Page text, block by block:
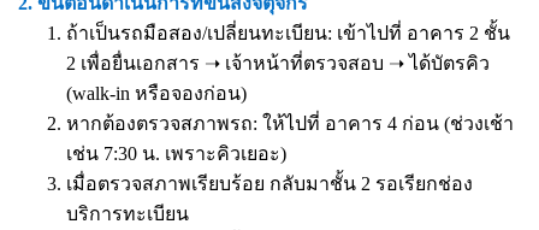
ถ้าเป็นรถมือสอง/เปลี่ยนทะเบียน: เข้าไปที่ อาคาร 2 ชั้น
2 เพื่อยื่นเอกสาร ➝ เจ้าหน้าที่ตรวจสอบ ➝ ได้บัตรคิว
(walk-in หรือจองก่อน)
หากต้องตรวจสภาพรถ: ให้ไปที่ อาคาร 4 ก่อน (ช่วงเช้า
เช่น 7:30 น. เพราะคิวเยอะ)
เมื่อตรวจสภาพเรียบร้อย กลับมาชั้น 2 รอเรียกช่อง
บริการทะเบียน